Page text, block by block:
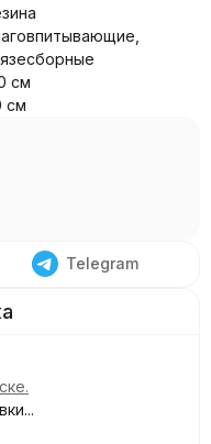
см
см
Telegram